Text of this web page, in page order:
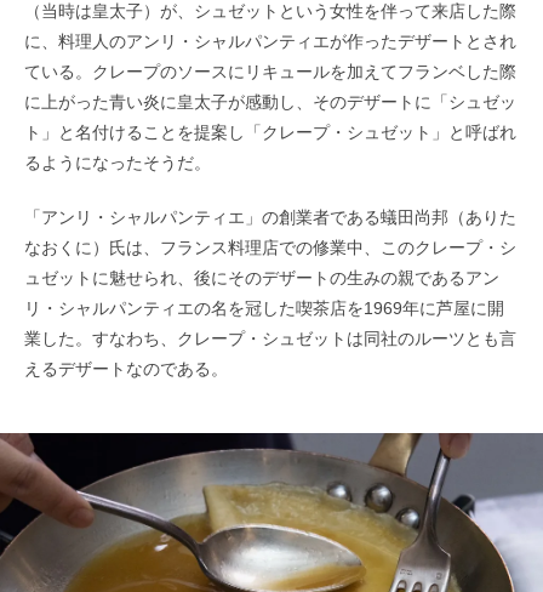
（当時は皇太子）が、シュゼットという女性を伴って来店した際
に、料理人のアンリ・シャルパンティエが作ったデザートとされ
ている。クレープのソースにリキュールを加えてフランベした際
に上がった青い炎に皇太子が感動し、そのデザートに「シュゼッ
ト」と名付けることを提案し「クレープ・シュゼット」と呼ばれ
るようになったそうだ。
「アンリ・シャルパンティエ」の創業者である蟻田尚邦（ありた
なおくに）氏は、フランス料理店での修業中、このクレープ・シ
ュゼットに魅せられ、後にそのデザートの生みの親であるアン
リ・シャルパンティエの名を冠した喫茶店を1969年に芦屋に開
業した。すなわち、クレープ・シュゼットは同社のルーツとも言
えるデザートなのである。